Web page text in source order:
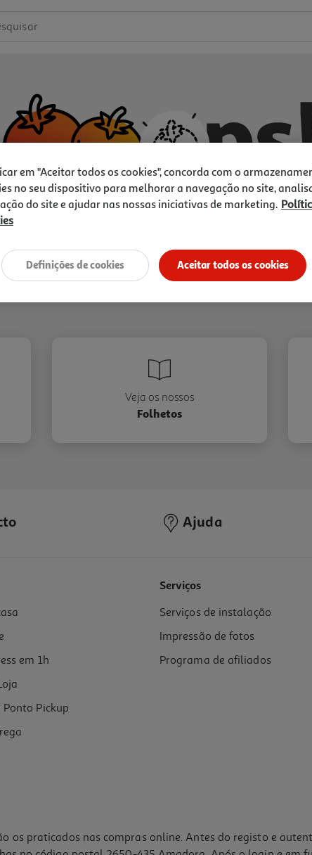
Vamos tentar de novo?
Veja os nossos
Folhetos
Ajuda
em 1h
Pickup
Serviços
Serviços de instalação
Impressão de fotos
Programa de afiliados
os praticados nas compras online. Antes do registo e
em "Aceitar todos os cookies", concorda com o
no seu dispositivo para melhorar a navegação no site,
do site e ajudar nas nossas iniciativas de marketing.
Aceitar todos os cookies
Definições de cookies